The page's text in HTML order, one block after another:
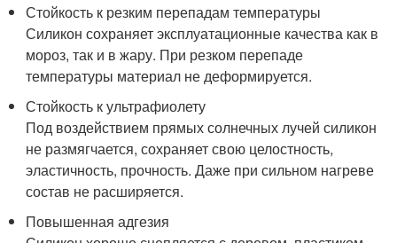
Стойкость к резким перепадам температуры
Силикон сохраняет эксплуатационные качества как в
мороз, так и в жару. При резком перепаде
температуры материал не деформируется.
Стойкость к ультрафиолету
Под воздействием прямых солнечных лучей силикон
не размягчается, сохраняет свою целостность,
эластичность, прочность. Даже при сильном нагреве
состав не расширяется.
Повышенная адгезия